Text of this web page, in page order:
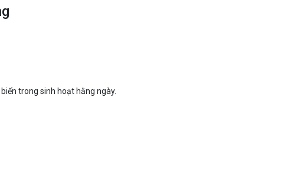
trong sinh hoạt hằng ngày.